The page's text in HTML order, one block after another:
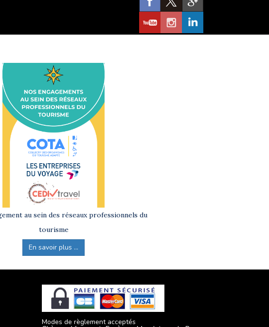
au sein des réseaux professionnels du
tourisme
En savoir plus ...
Modes de règlement acceptés